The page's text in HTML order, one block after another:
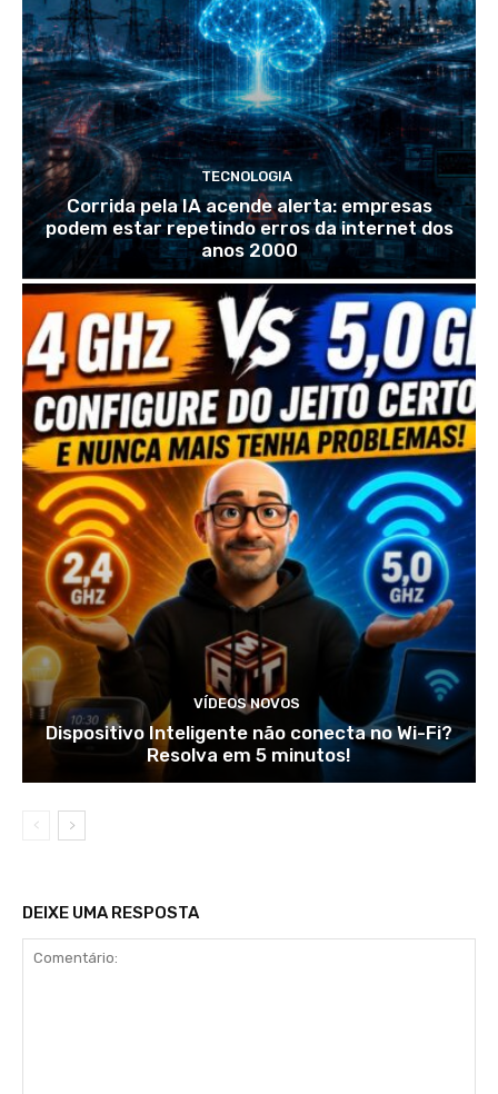
TECNOLOGIA
Corrida pela IA acende alerta: empresas
podem estar repetindo erros da internet dos
anos 2000
VÍDEOS NOVOS
Dispositivo Inteligente não conecta no Wi-Fi?
Resolva em 5 minutos!
DEIXE UMA RESPOSTA